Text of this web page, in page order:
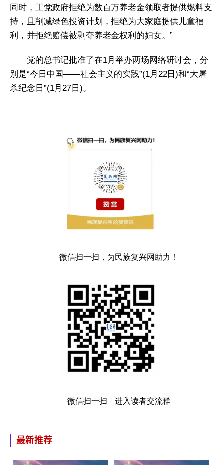
同时，工党政府拒绝为数百万养老金领取者提供燃料支
持，且削减绿色投资计划，拒绝为大家庭提供儿童福
利，并拒绝赔偿被剥夺养老金权利的妇女。”
党的总书记批准了在1月举办两场网络研讨会，分
别是“今日中国——社会主义的实践”(1月22日)和“大屠
杀纪念日”(1月27日)。
微信扫一扫，为民族复兴网助力！
微信扫一扫，进入读者交流群
最新推荐